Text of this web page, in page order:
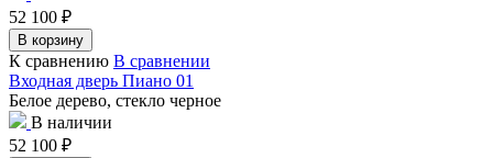
52 100 ₽
В корзину
К сравнению В сравнении
Входная дверь Пиано 01
Белое дерево, стекло черное
В наличии
52 100 ₽